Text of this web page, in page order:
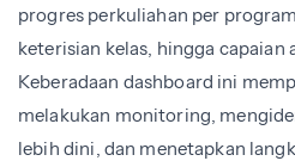
progres perkuliahan per
keterisian kelas, hingga capaian
Keberadaan dashboard ini
melakukan monitoring,
lebih dini, dan menetapkan